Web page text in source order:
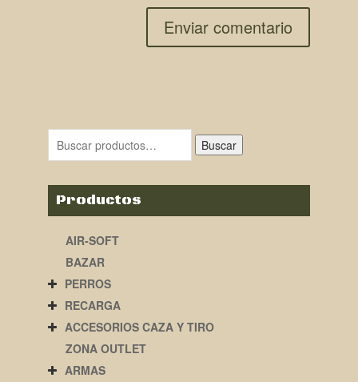
Buscar
Productos
AIR-SOFT
BAZAR
PERROS
RECARGA
ACCESORIOS CAZA Y TIRO
ZONA OUTLET
ARMAS